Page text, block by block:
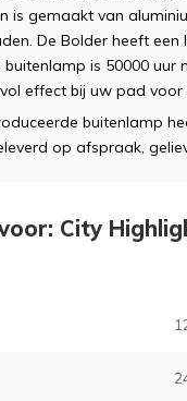
is gemaakt van
De Bolder heeft
is 50000 uur
effect bij uw pad voor
buitenlamp
op afspraak,
City